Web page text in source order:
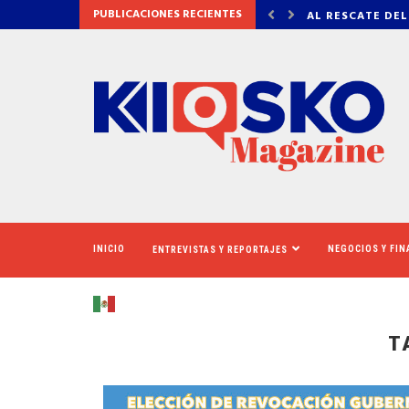
PUBLICACIONES RECIENTES
CINERAMA DOME VADHIR
INICIO ENTREVISTAS Y REPORTAJES NEGOCIOS Y